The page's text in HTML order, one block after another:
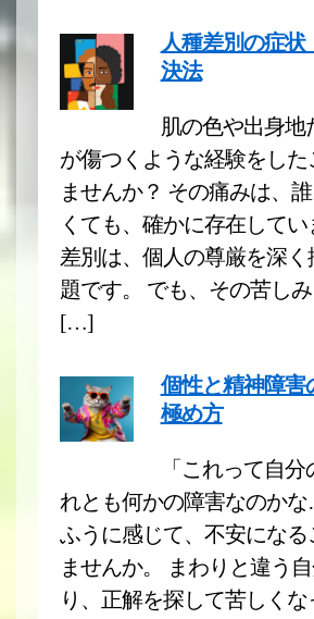
人種差別の症状
決法
肌の色や出身地
が傷つくような経験をした
ませんか？ その痛みは、
くても、確かに存在して
差別は、個人の尊厳を深く
題です。 でも、その苦しみ
[…]
個性と精神障害
極め方
「これって自
れとも何かの障害なのか
ふうに感じて、不安になる
ませんか。 まわりと違う
り、正解を探して苦しく